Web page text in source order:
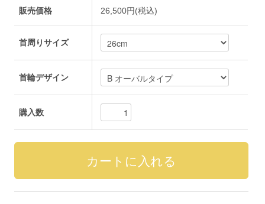
販売価格 26,500円(税込)
首周りサイズ
首輪デザイン
購入数